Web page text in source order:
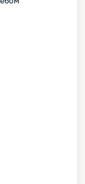
и
2026 - 2027 г.